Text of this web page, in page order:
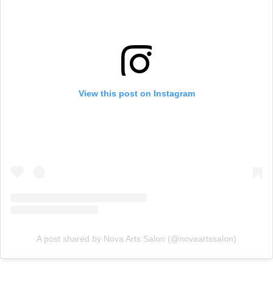
View this post on Instagram
A post shared by Nova Arts Salon (@novaartssalon)